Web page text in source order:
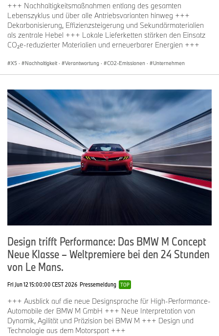
+++ Nachhaltigkeitsmaßnahmen entlang des gesamten
Lebenszyklus und über alle Antriebsvarianten hinweg +++
Dekarbonisierung, Effizienzsteigerung und Sekundärmaterialien
als zentrale Hebel +++ Lokale Lieferketten stärken den Einsatz
CO₂e-reduzierter Materialien und erneuerbarer Energien +++
X5 · Nachhaltigkeit · Verantwortung · CO2-Emissionen · Unternehmen
Design trifft Performance: Das BMW M Concept
Neue Klasse – Weltpremiere bei den 24 Stunden
von Le Mans.
Fri Jun 12 15:00:00 CEST 2026 Pressemeldung TOP
+++ Ausblick auf die neue Designsprache für High-Performance-
Automobile der BMW M GmbH +++ Neue Interpretation von
Dynamik, Agilität und Präzision bei BMW M +++ Design und
Technologie aus dem Motorsport +++